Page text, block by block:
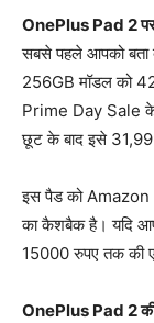
OnePlus Pad 2
सबसे पहले आपको
256GB मॉडल को
Prime Day Sale के
छूट के बाद इसे
इस पैड को
का कैशबैक है। यदि
15000 रुपए तक की
OnePlus Pad 2 की